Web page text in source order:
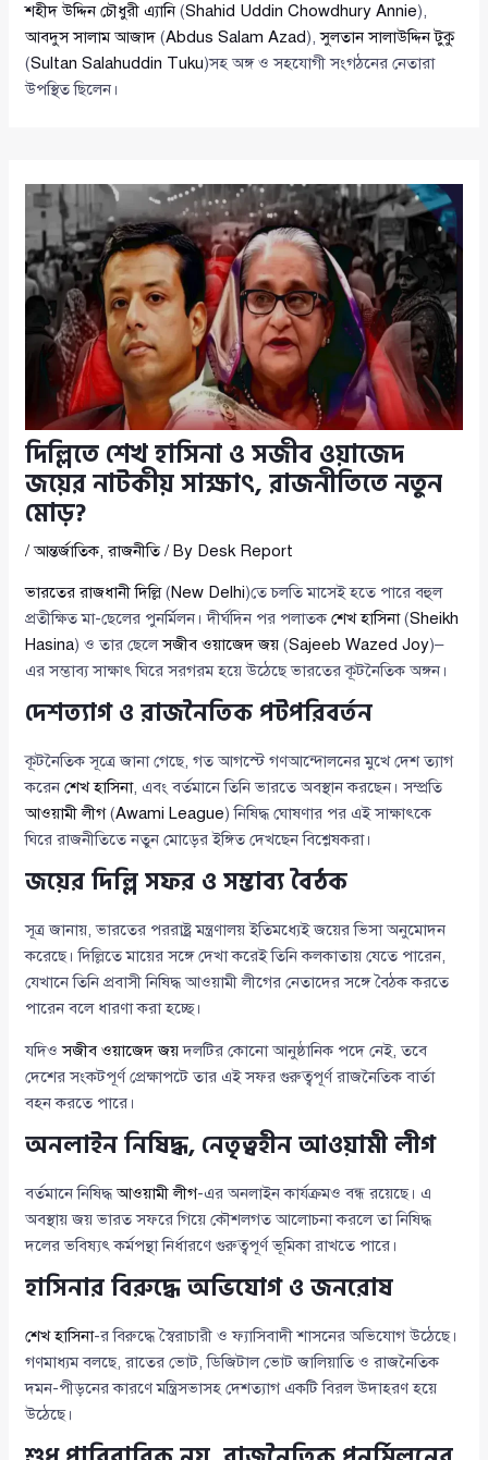
শহীদ উদ্দিন চৌধুরী এ্যানি(Shahid Uddin Chowdhury Annie),
আবদুস সালাম আজাদ (Abdus Salam Azad),সুলতান সালাউদ্দিন টুকু
(Sultan Salahuddin Tuku)সহ অঙ্গ ও সহযোগী সংগঠনের নেতারা
উপস্থিত ছিলেন।
দিল্লিতে শেখ হাসিনা ও সজীব ওয়াজেদ
জয়ের নাটকীয় সাক্ষাৎ, রাজনীতিতে নতুন
মোড়?
/আন্তর্জাতিক,রাজনীতি/ By Desk Report
ভারতের রাজধানী দিল্লি(New Delhi)তে চলতি মাসেই হতে পারে বহুল
প্রতীক্ষিত মা-ছেলের পুনর্মিলন। দীর্ঘদিন পর পলাতকশেখ হাসিনা(Sheikh
Hasina) ও তার ছেলেসজীব ওয়াজেদ জয় (Sajeeb Wazed Joy)–
এর সম্ভাব্য সাক্ষাৎ ঘিরে সরগরম হয়ে উঠেছে ভারতের কূটনৈতিক অঙ্গন।
দেশত্যাগ ও রাজনৈতিক পটপরিবর্তন
কূটনৈতিক সূত্রে জানা গেছে, গত আগস্টে গণআন্দোলনের মুখে দেশ ত্যাগ
করেনশেখ হাসিনা, এবং বর্তমানে তিনি ভারতে অবস্থান করছেন। সম্প্রতি
আওয়ামী লীগ(Awami League) নিষিদ্ধ ঘোষণার পর এই সাক্ষাৎকে
ঘিরে রাজনীতিতে নতুন মোড়ের ইঙ্গিত দেখছেন বিশ্লেষকরা।
জয়ের দিল্লি সফর ও সম্ভাব্য বৈঠক
সূত্র জানায়, ভারতের পররাষ্ট্র মন্ত্রণালয় ইতিমধ্যেই জয়ের ভিসা অনুমোদন
করেছে। দিল্লিতে মায়ের সঙ্গে দেখা করেই তিনি কলকাতায় যেতে পারেন,
যেখানে তিনি প্রবাসী নিষিদ্ধ আওয়ামী লীগের নেতাদের সঙ্গে বৈঠক করতে
পারেন বলে ধারণা করা হচ্ছে।
যদিওসজীব ওয়াজেদ জয়দলটির কোনো আনুষ্ঠানিক পদে নেই, তবে
দেশের সংকটপূর্ণ প্রেক্ষাপটে তার এই সফর গুরুত্বপূর্ণ রাজনৈতিক বার্তা
বহন করতে পারে।
অনলাইন নিষিদ্ধ, নেতৃত্বহীন আওয়ামী লীগ
বর্তমানে নিষিদ্ধআওয়ামী লীগ-এর অনলাইন কার্যক্রমও বন্ধ রয়েছে। এ
অবস্থায় জয় ভারত সফরে গিয়ে কৌশলগত আলোচনা করলে তা নিষিদ্ধ
দলের ভবিষ্যৎ কর্মপন্থা নির্ধারণে গুরুত্বপূর্ণ ভূমিকা রাখতে পারে।
হাসিনার বিরুদ্ধে অভিযোগ ও জনরোষ
শেখ হাসিনা-র বিরুদ্ধে স্বৈরাচারী ও ফ্যাসিবাদী শাসনের অভিযোগ উঠেছে।
গণমাধ্যম বলছে, রাতের ভোট, ডিজিটাল ভোট জালিয়াতি ও রাজনৈতিক
দমন-পীড়নের কারণে মন্ত্রিসভাসহ দেশত্যাগ একটি বিরল উদাহরণ হয়ে
উঠেছে।